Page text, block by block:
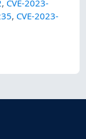
, CVE-2023-
, CVE-2023-